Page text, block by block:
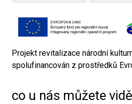
Projekt revitalizace národní
spolufinancován z prostředků
co u nás můžete